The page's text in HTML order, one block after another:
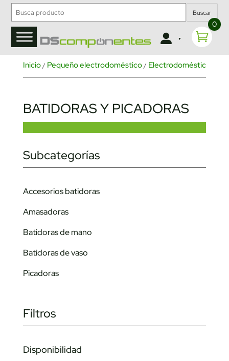
Buscar
0
Inicio/ Pequeño electrodoméstico/ Electrodoméstico de
BATIDORAS Y PICADORAS
Subcategorías
Accesorios batidoras
Amasadoras
Batidoras de mano
Batidoras de vaso
Picadoras
Filtros
Disponibilidad